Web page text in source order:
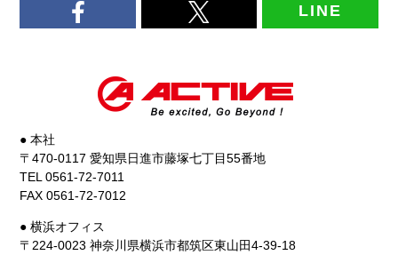
LINE
● 本社
〒470-0117 愛知県日進市藤塚七丁目55番地
TEL 0561-72-7011
FAX 0561-72-7012
● 横浜オフィス
〒224-0023 神奈川県横浜市都筑区東山田4-39-18